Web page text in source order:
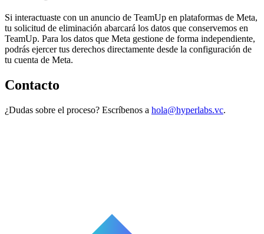
Si interactuaste con un anuncio de TeamUp en plataformas de Meta,
tu solicitud de eliminación abarcará los datos que conservemos en
TeamUp. Para los datos que Meta gestione de forma independiente,
podrás ejercer tus derechos directamente desde la configuración de
tu cuenta de Meta.
Contacto
¿Dudas sobre el proceso? Escríbenos a hola@hyperlabs.vc.